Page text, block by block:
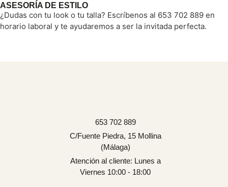
ASESORÍA DE ESTILO
¿Dudas con tu look o tu talla? Escríbenos al 653 702 889 en
horario laboral y te ayudaremos a ser la invitada perfecta.
653 702 889
C/Fuente Piedra, 15 Mollina
(Málaga)
Atención al cliente: Lunes a
Viernes 10:00 - 18:00